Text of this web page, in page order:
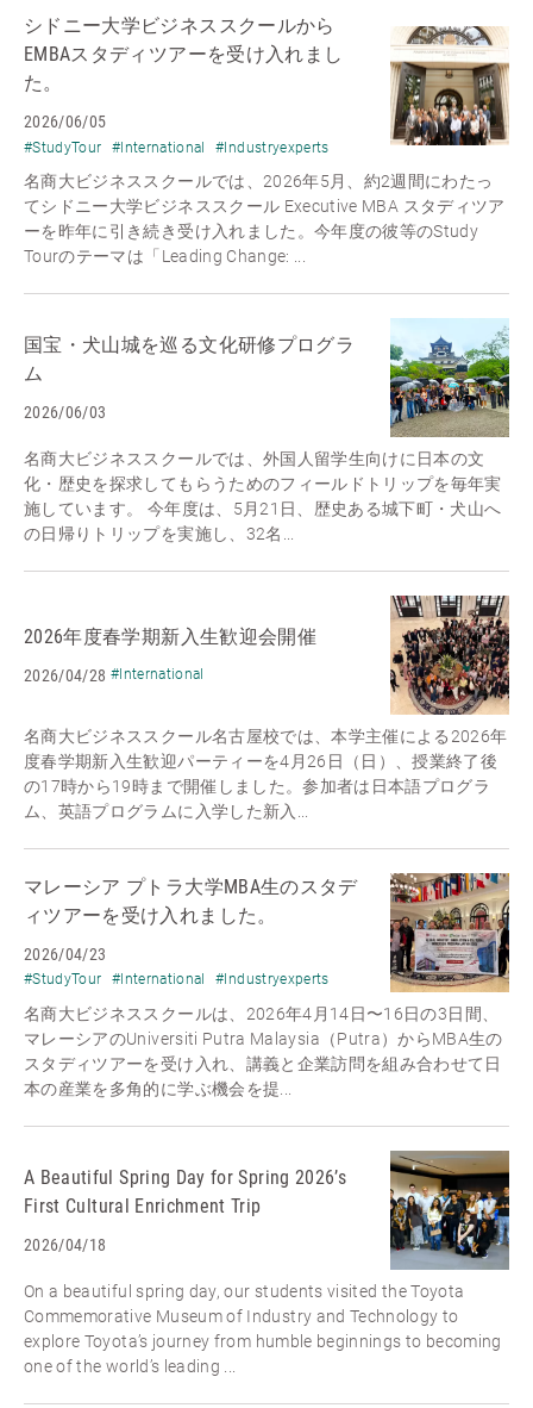
シドニー大学ビジネススクールから
EMBAスタディツアーを受け入れまし
た。
2026/06/05
#StudyTour #International #Industryexperts
名商大ビジネススクールでは、2026年5月、約2週間にわたっ
てシドニー大学ビジネススクール Executive MBA スタディツア
ーを昨年に引き続き受け入れました。今年度の彼等のStudy
Tourのテーマは「Leading Change: ...
国宝・犬山城を巡る文化研修プログラ
ム
2026/06/03
名商大ビジネススクールでは、外国人留学生向けに日本の文
化・歴史を探求してもらうためのフィールドトリップを毎年実
施しています。 今年度は、5月21日、歴史ある城下町・犬山へ
の日帰りトリップを実施し、32名...
2026年度春学期新入生歓迎会開催
2026/04/28 #International
名商大ビジネススクール名古屋校では、本学主催による2026年
度春学期新入生歓迎パーティーを4月26日（日）、授業終了後
の17時から19時まで開催しました。参加者は日本語プログラ
ム、英語プログラムに入学した新入...
マレーシア プトラ大学MBA生のスタデ
ィツアーを受け入れました。
2026/04/23
#StudyTour #International #Industryexperts
名商大ビジネススクールは、2026年4月14日〜16日の3日間、
マレーシアのUniversiti Putra Malaysia（Putra）からMBA生の
スタディツアーを受け入れ、講義と企業訪問を組み合わせて日
本の産業を多角的に学ぶ機会を提...
A Beautiful Spring Day for Spring 2026’s
First Cultural Enrichment Trip
2026/04/18
On a beautiful spring day, our students visited the Toyota
Commemorative Museum of Industry and Technology to
explore Toyota’s journey from humble beginnings to becoming
one of the world’s leading ...